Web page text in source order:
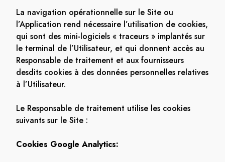
La navigation opérationnelle sur le Site ou
l’Application rend nécessaire l’utilisation de cookies,
qui sont des mini-logiciels « traceurs » implantés sur
le terminal de l’Utilisateur, et qui donnent accès au
Responsable de traitement et aux fournisseurs
desdits cookies à des données personnelles relatives
à l’Utilisateur.
Le Responsable de traitement utilise les cookies
suivants sur le Site :
Cookies Google Analytics: